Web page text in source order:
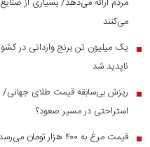
می‌کنند
■
ناپدید شد
■
ریزش بی‌سابقه قیمت طلای جهانی/
استراحتی در مسیر صعود؟
■ قیمت مرغ به ۴۰۰ هزار تومان می‌رسد؟